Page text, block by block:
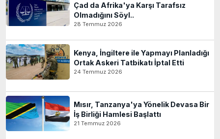
Çad da Afrika'ya Karşı Tarafsız
Olmadığını Söyl..
28 Temmuz 2026
Kenya, İngiltere ile Yapmayı Planladığı
Ortak Askeri Tatbikatı İptal Etti
24 Temmuz 2026
Mısır, Tanzanya'ya Yönelik Devasa Bir
İş Birliği Hamlesi Başlattı
21 Temmuz 2026